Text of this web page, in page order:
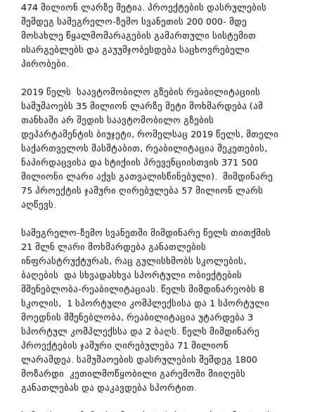
474 მილიონ ლარზე მეტია. პროექტების დასრულების
შემდეგ სამეგრელო-ზემო სვანეთის 200 000- მდე
მოსახლე წყალმომარაგების გამართული სისტემით
ისარგებლებს და გაუუმჯობესდება საცხოვრებელი
პირობები.
2019 წელს საავტომობილო გზების რეაბილიტაციის
სამუშაოებს 35 მილიონ ლარზე მეტი მოხმარდება (ამ
თანხაში არ შედის საავტომობილო გზების
დეპარტამენტის ბიუჯეტი, რომელსაც 2019 წელს, მთელი
საქართველოს მასშტაბით, რეაბილიტაცია შეკეთების,
ნაპირდაცვისა და სტიქიის პრევენციისთვის 371 500
მილიონი ლარი აქვს გათვალისწინებული). მიმდინარე
75 პროექტის ჯამური ღირებულება 57 მილიონ ლარს
აღწევს.
სამეგრელო-ზემო სვანეთში მიმდინარე წელს თითქმის
21 მლნ ლარი მოხმარდება განათლების
ინფრასტრუქტურას, რაც გულისხმობს სკოლების,
ბაღების და სხვადასხვა სპორტული ობიექტების
მშენებლობა-რეაბილიტაციას. წელს მიმდინარეობს 8
სკოლის, 1 სპორტული კომპლექსისა და 1 სპორტული
მოედნის მშენებლობა, რეაბილიტაცია უტარდება 3
სპორტულ კომპლექსსა და 2 ბაღს. წელს მიმდინარე
პროექტების ჯამური ღირებულება 71 მილიონ
ლარამდეა. სამუშაოების დასრულების შემდეგ 1800
მოზარდი კეთილმოწყობილი გარემოში მიიღებს
განათლებას და დაკავდება სპორტით.